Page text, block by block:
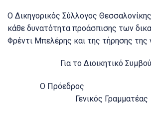
Ο Δικηγορικός Σύλλογος
κάθε δυνατότητα προάσπισης των
Φρέντι Μπελέρης και της τήρησης της
Για το Διοικητικό
Ο
Γενικός Γραμματέας